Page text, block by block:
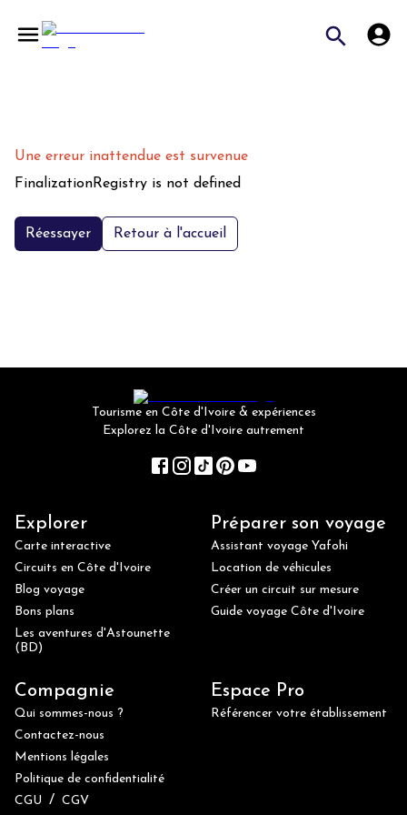
Une erreur inattendue est survenue
FinalizationRegistry is not defined
Réessayer Retour à l'accueil
Tourisme en Côte d'Ivoire & expériences
Explorez la Côte d'Ivoire autrement
Explorer
Carte interactive
Circuits en Côte d'Ivoire
Blog voyage
Bons plans
Les aventures d'Astounette
(BD)
Préparer son voyage
Assistant voyage Yafohi
Location de véhicules
Créer un circuit sur mesure
Guide voyage Côte d'Ivoire
Compagnie
Qui sommes-nous ?
Contactez-nous
Mentions légales
Politique de confidentialité
CGU / CGV
Espace Pro
Référencer votre établissement